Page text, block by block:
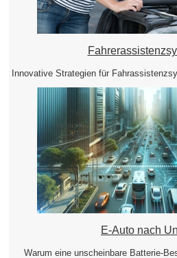
Innovative Strategien für
E-Auto nach
Warum eine unscheinbare Batterie-